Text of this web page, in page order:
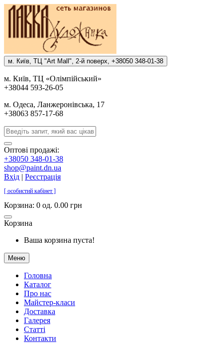
м. Киïв, ТЦ "Art Mall", 2-й поверх, +38050 348-01-38
м. Киïв, ТЦ «Олiмпiйський»
+38044 593-26-05
м. Одеса, Ланжеронiвська, 17
+38063 857-17-68
Оптові продажі:
+38050 348-01-38
shop@paint.dn.ua
Вхід | Реєстрація
[ особистий кабінет ]
Корзина: 0 од. 0.00 грн
Корзина
Ваша корзина пуста!
Меню
Головна
Каталог
Про нас
Майстер-класи
Доставка
Галерея
Статтi
Контакти